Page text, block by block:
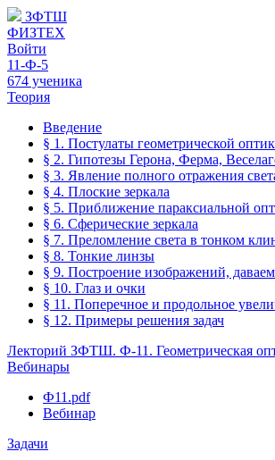
ЗФТШ
ФИЗТЕХ
Войти
11-Ф-5
674 ученика
Теория
Введение
§ 1. Постулаты геометрической
§ 2. Гипотезы Герона, Ферма,
§ 3. Явление полного отражения
§ 4. Плоские зеркала
§ 5. Приближение параксиальной
§ 6. Сферические зеркала
§ 7. Преломление света в тонком
§ 8. Тонкие линзы
§ 9. Построение изображений,
§ 10. Глаз и очки
§ 11. Поперечное и продольное
§ 12. Примеры решения задач
Лекторий ЗФТШ. Ф-11. Геометрическая
Вебинары
Ф11.pdf
Вебинар
Задачи